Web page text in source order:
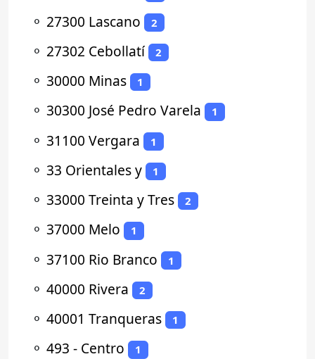
⚬ 27300 Lascano 2
⚬ 27302 Cebollatí 2
⚬ 30000 Minas 1
⚬ 30300 José Pedro Varela 1
⚬ 31100 Vergara 1
⚬ 33 Orientales y 1
⚬ 33000 Treinta y Tres 2
⚬ 37000 Melo 1
⚬ 37100 Rio Branco 1
⚬ 40000 Rivera 2
⚬ 40001 Tranqueras 1
⚬ 493 - Centro 1